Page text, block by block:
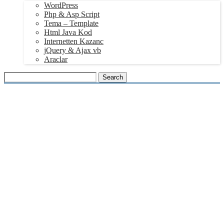
WordPress
Php & Asp Script
Tema – Template
Html Java Kod
Internetten Kazanc
jQuery & Ajax vb
Araclar